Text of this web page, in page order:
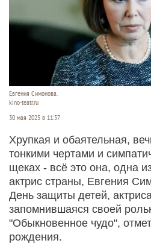
Евгения Симонова.
kino-teatr.ru
30 мая 2025 в 11:37
Хрупкая и обаятельная,
тонкими чертами и
щеках - всё это она, одна
актрис страны, Евгения
День защиты детей,
запомнившаяся своей
"Обыкновенное чудо",
рождения.